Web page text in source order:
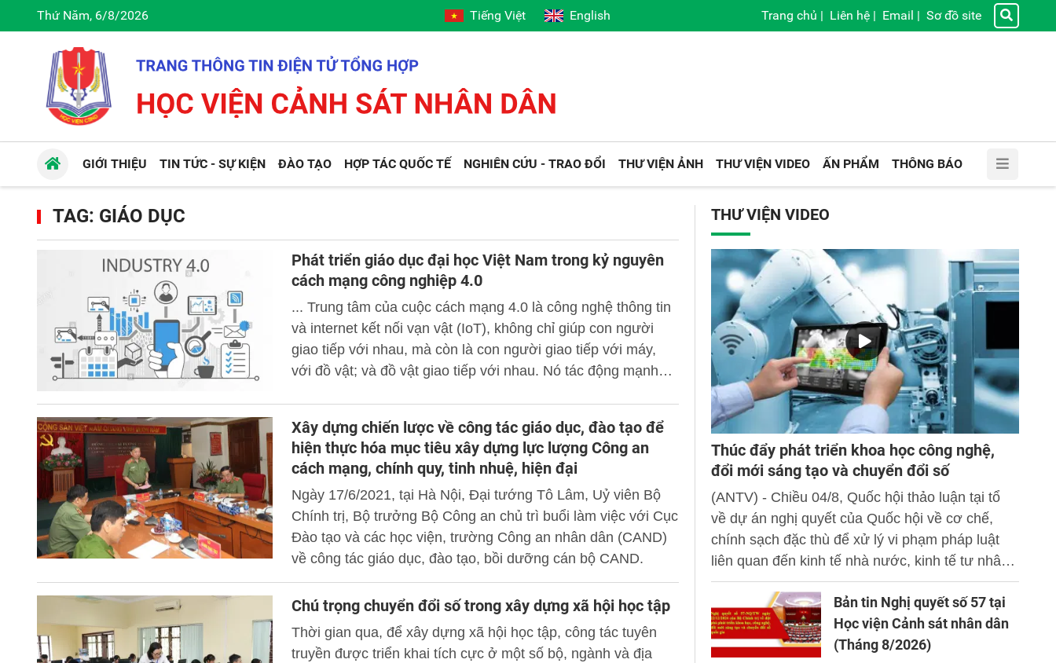
Thứ Năm, 6/8/2026 Tiếng Việt English Trang chủ | Liên hệ | Email | Sơ đồ site
GIỚI THIỆU TIN TỨC - SỰ KIỆN ĐÀO TẠO HỢP TÁC QUỐC TẾ NGHIÊN CỨU - TRAO ĐỔI THƯ VIỆN ẢNH THƯ VIỆN VIDEO ẤN PHẨM THÔNG BÁO
TAG: GIÁO DỤC
Phát triển giáo dục đại học Việt Nam trong kỷ nguyên
cách mạng công nghiệp 4.0
... Trung tâm của cuộc cách mạng 4.0 là công nghệ thông tin
và internet kết nối vạn vật (IoT), không chỉ giúp con người
giao tiếp với nhau, mà còn là con người giao tiếp với máy,
với đồ vật; và đồ vật giao tiếp với nhau. Nó tác động mạnh
Xây dựng chiến lược về công tác giáo dục, đào tạo để
hiện thực hóa mục tiêu xây dựng lực lượng Công an
cách mạng, chính quy, tinh nhuệ, hiện đại
Ngày 17/6/2021, tại Hà Nội, Đại tướng Tô Lâm, Uỷ viên Bộ
Chính trị, Bộ trưởng Bộ Công an chủ trì buổi làm việc với Cục
Đào tạo và các học viện, trường Công an nhân dân (CAND)
về công tác giáo dục, đào tạo, bồi dưỡng cán bộ CAND.
Chú trọng chuyển đổi số trong xây dựng xã hội học tập
Thời gian qua, để xây dựng xã hội học tập, công tác tuyên
truyền được triển khai tích cực ở một số bộ, ngành và địa
THƯ VIỆN VIDEO
Thúc đẩy phát triển khoa học công nghệ,
đổi mới sáng tạo và chuyển đổi số
(ANTV) - Chiều 04/8, Quốc hội thảo luận tại tổ
về dự án nghị quyết của Quốc hội về cơ chế,
chính sạch đặc thù để xử lý vi phạm pháp luật
liên quan đến kinh tế nhà nước, kinh tế tư nhân
và ứng dụng khoa học công nghệ, đổi mới sáng
tạo và chuyển đổi số.Bản tin Nghị quyết số 57 tại
Học viện Cảnh sát nhân dân
(Tháng 8/2026)